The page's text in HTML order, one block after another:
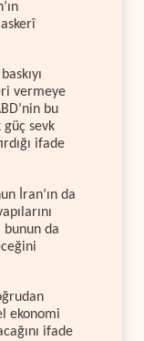
vermeye
bu
sevk
ifade
İran’ın da
bunun da
ekonomi
ifade